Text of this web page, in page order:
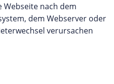
nach dem
dem Webserver oder
verursachen